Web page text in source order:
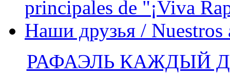
principales de "¡Viva
Наши друзья / Nuestros
РАФАЭЛЬ КАЖДЫЙ